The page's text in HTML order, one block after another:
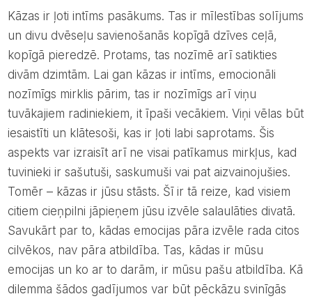
Kāzas ir ļoti intīms pasākums. Tas ir mīlestības solījums
un divu dvēseļu savienošanās kopīgā dzīves ceļā,
kopīgā pieredzē. Protams, tas nozīmē arī satikties
divām dzimtām. Lai gan kāzas ir intīms, emocionāli
nozīmīgs mirklis pārim, tas ir nozīmīgs arī viņu
tuvākajiem radiniekiem, it īpaši vecākiem. Viņi vēlas būt
iesaistīti un klātesoši, kas ir ļoti labi saprotams. Šis
aspekts var izraisīt arī ne visai patīkamus mirkļus, kad
tuvinieki ir sašutuši, saskumuši vai pat aizvainojušies.
Tomēr – kāzas ir jūsu stāsts. Šī ir tā reize, kad visiem
citiem cieņpilni jāpieņem jūsu izvēle salaulāties divatā.
Savukārt par to, kādas emocijas pāra izvēle rada citos
cilvēkos, nav pāra atbildība. Tas, kādas ir mūsu
emocijas un ko ar to darām, ir mūsu pašu atbildība. Kā
dilemma šādos gadījumos var būt pēckāzu svinīgās